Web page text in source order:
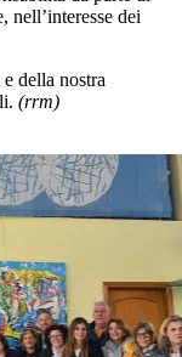
dei
della nostra
(rrm)